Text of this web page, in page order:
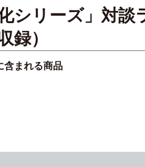
化シリーズ」対
録）
含まれる商品